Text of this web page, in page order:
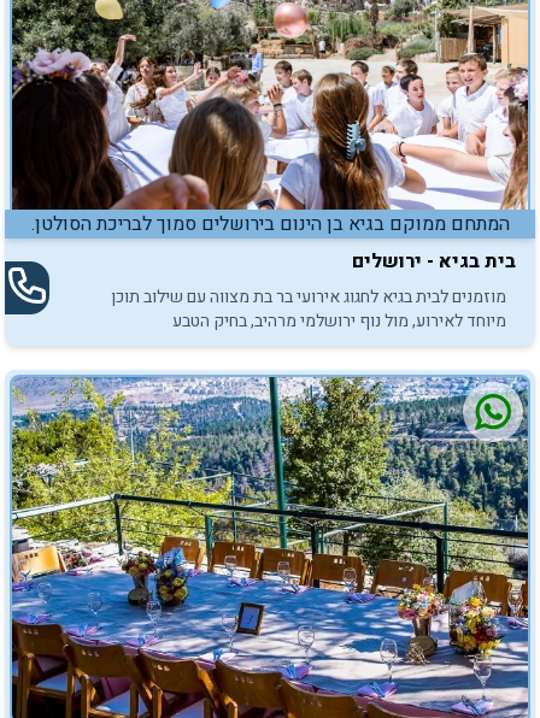
המתחם ממוקם בגיא בן הינום בירושלים סמוך לבריכת הסולטן.
בית בגיא - ירושלים
מוזמנים לבית בגיא לחגוג אירועי בר בת מצווה עם שילוב תוכן
מיוחד לאירוע, מול נוף ירושלמי מרהיב, בחיק הטבע